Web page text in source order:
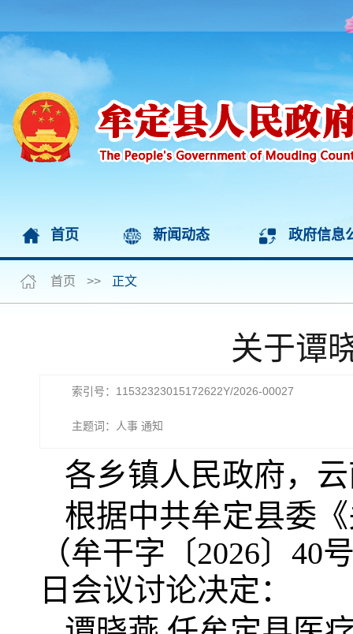
首页 新闻动态 政府信息
首页 >> 正文
关于谭
索引号：11532323015172622Y/2026-00027
主题词：人事 通知
各乡镇人民政府，
根据中共牟定县委
（牟干字〔2026〕40
日会议讨论决定：